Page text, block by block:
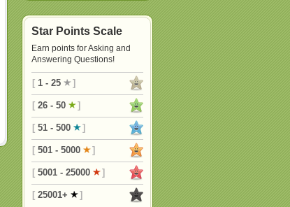
Star Points Scale
Earn points for Asking and
Answering Questions!
[ 1 - 25 ]
[ 26 - 50 ]
[ 51 - 500 ]
[ 501 - 5000 ]
[ 5001 - 25000 ]
[ 25001+ ]